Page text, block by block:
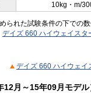
10kg・m/
られた試験条件の下での
デイズ 660 ハイウェイスタ
デイズ 660 ハイウェイ
12月～15年09月モデ